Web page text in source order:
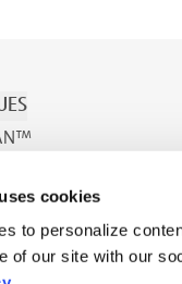
cookies
to personalize
of our site with our